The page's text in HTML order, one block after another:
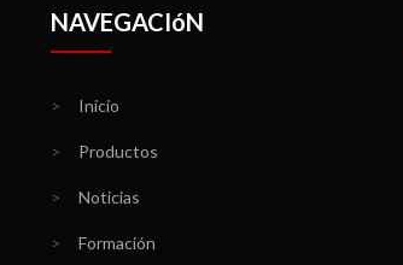
NAVEGACIóN
> Inicio
> Productos
> Noticias
> Formación